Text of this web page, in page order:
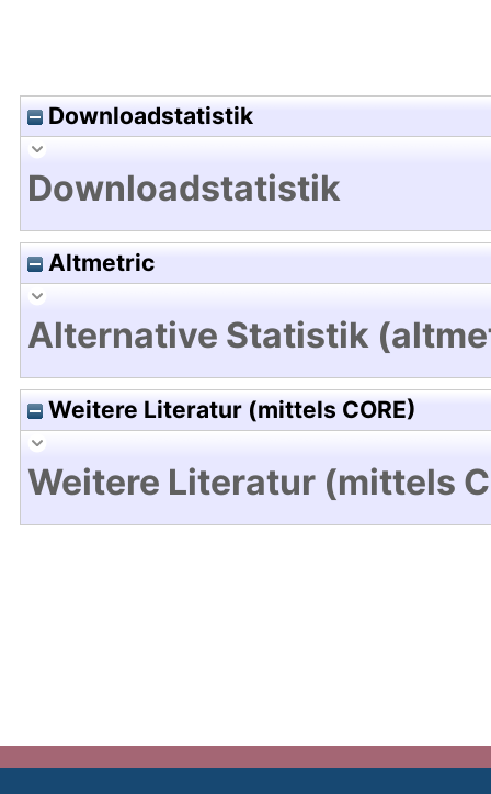
Downloadstatistik
Downloadstatistik
Altmetric
Alternative Statistik
Weitere Literatur (mittels CORE)
Weitere Literatur (mittels